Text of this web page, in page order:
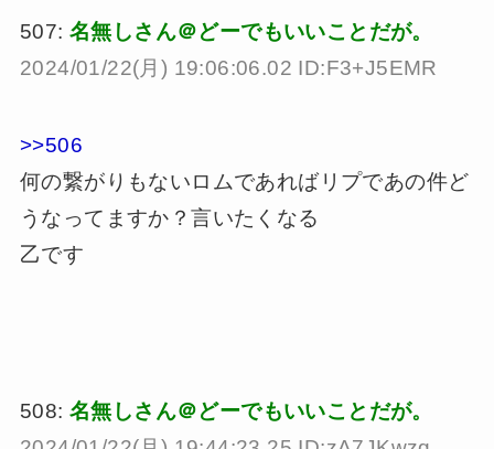
507: 名無しさん＠どーでもいいことだが。
2024/01/22(月) 19:06:06.02 ID:F3+J5EMR
>>506
何の繋がりもないロムであればリプであの件ど
うなってますか？言いたくなる
乙です
508: 名無しさん＠どーでもいいことだが。